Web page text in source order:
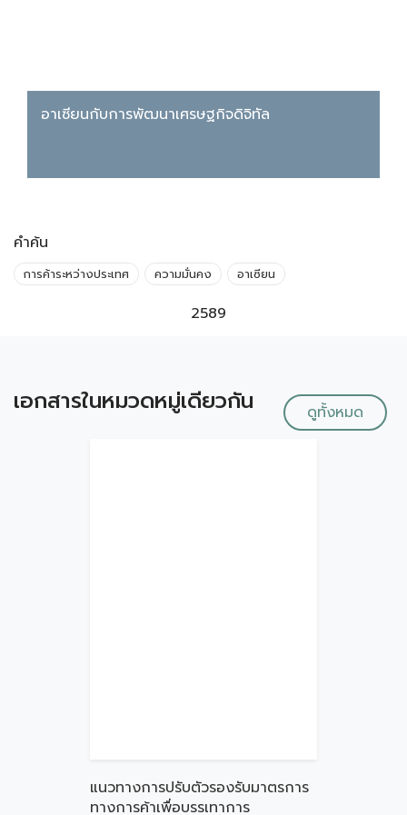
อาเซียนกับการพัฒนาเศรษฐกิจดิจิทัล
คำค้น
การค้าระหว่างประเทศ ความมั่นคง อาเซียน
2589
เอกสารในหมวดหมู่เดียวกัน ดูทั้งหมด
แนวทางการปรับตัวรองรับมาตรการ
ทางการค้าเพื่อบรรเทาการ